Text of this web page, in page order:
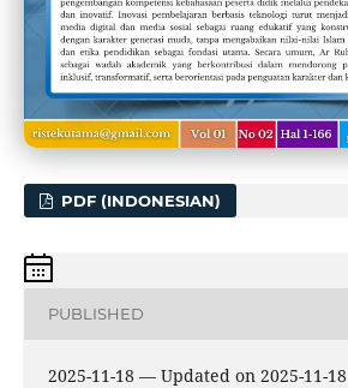
PDF (INDONESIAN)
PUBLISHED
2025-11-18 — Updated on 2025-11-18